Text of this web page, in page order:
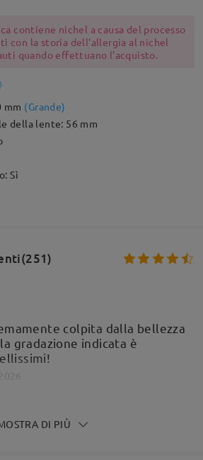
contiene nichel a causa del processo
con la storia dell'allergia al nichel
quando effettuano l'acquisto.
mm (Grande)
della lente: 56 mm
Sì
colpita dalla bellezza
gradazione indicata è
DI PIÙ